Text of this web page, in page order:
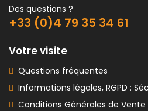
Des questions ?
+33 (0)4 79 35 34 61
Votre visite
Questions fréquentes
Informations légales, RGPD :
Conditions Générales de Vente